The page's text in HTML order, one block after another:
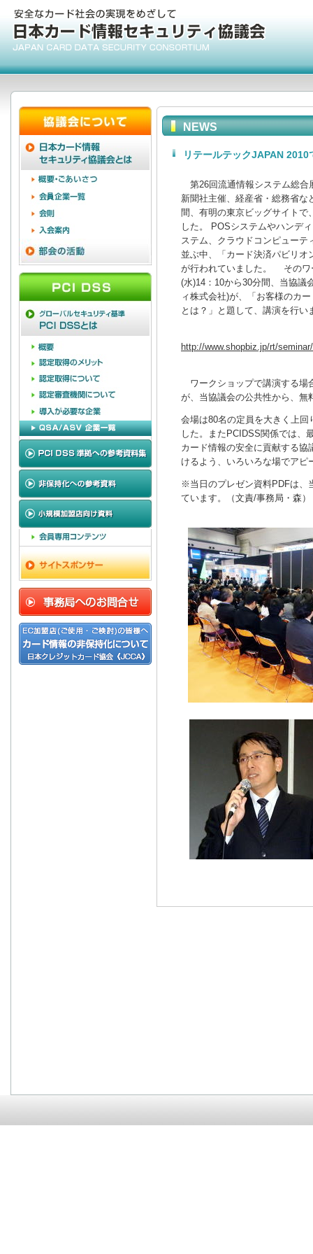
NEWS
リテールテックJAPAN
第26回流通情報システム総合
新聞社主催、経産省・総務省な
間、有明の東京ビッグサイトで
した。 POSシステムやハンデ
ステム、クラウドコンピュー
並ぶ中、「カード決済パビリオ
が行われていました。 そのワ
(水)14：10から30分間、当協議
ィ株式会社)が、「お客様のカ
とは？」と題して、講演を行い
http://www.shopbiz.jp/rt/
ワークショップで講演する場
が、当協議会の公共性から、無
会場は80名の定員を大きく上
した。またPCIDSS関係では、
カード情報の安全に貢献する
けるよう、いろいろな場でア
※当日のプレゼン資料PDFは、
ています。（文責/事務局・森）